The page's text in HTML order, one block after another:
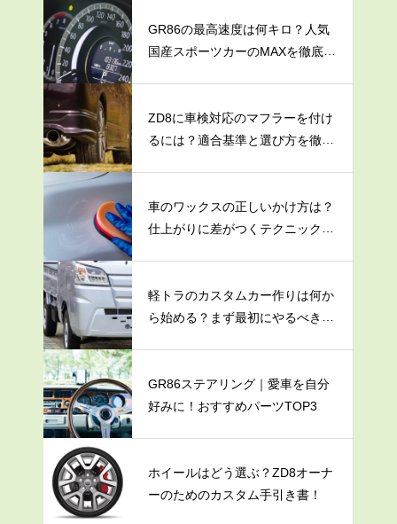
GR86の最高速度は何キロ？人気
国産スポーツカーのMAXを徹底調
ZD8に車検対応のマフラーを付け
るには？適合基準と選び方を徹底
車のワックスの正しいかけ方は？
仕上がりに差がつくテクニックを
軽トラのカスタムカー作りは何か
ら始める？まず最初にやるべき3
GR86ステアリング｜愛車を自分
好みに！おすすめパーツTOP3
ホイールはどう選ぶ？ZD8オーナ
ーのためのカスタム手引き書！